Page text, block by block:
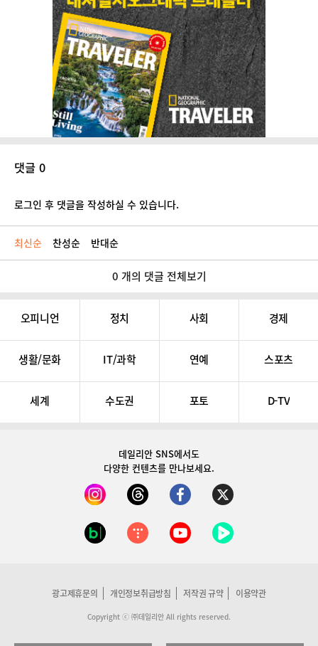
댓글 0
로그인 후 댓글을 작성하실 수 있습니다.
최신순 찬성순 반대순
0 개의 댓글 전체보기
오피니언 정치 사회 경제
생활/문화 IT/과학 연예 스포츠
세계 수도권 포토 D-TV
데일리안 SNS에서도
다양한 컨텐츠를 만나보세요.
광고제휴문의 개인정보취급방침 저작권 규약 이용약관
Copyright ⓒ ㈜데일리안 All rights reserved.